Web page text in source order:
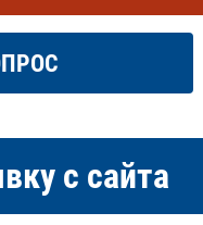
с сайта